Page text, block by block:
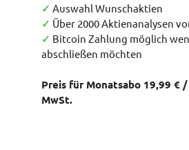
✓ Auswahl Wunschaktien
✓ Über 2000 Aktienanalysen
✓ Bitcoin Zahlung möglich
abschließen möchten
Preis für Monatsabo 19,99 €
MwSt.